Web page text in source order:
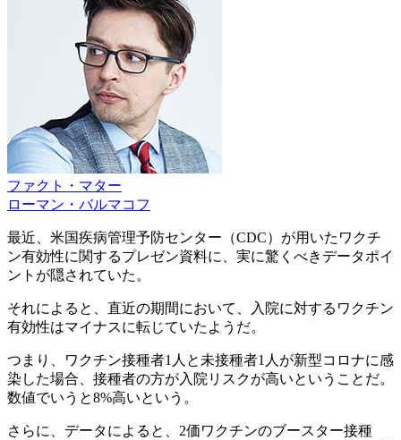
ファクト・マター
ローマン・バルマコフ
最近、米国疾病管理予防センター（CDC）が用いたワクチ
ン有効性に関するプレゼン資料に、実に驚くべきデータポイ
ントが隠されていた。
それによると、直近の期間において、入院に対するワクチン
有効性はマイナスに転じていたようだ。
つまり、ワクチン接種者1人と未接種者1人が新型コロナに感
染した場合、接種者の方が入院リスクが高いということだ。
数値でいうと8%高いという。
さらに、データによると、2価ワクチンのブースター接種